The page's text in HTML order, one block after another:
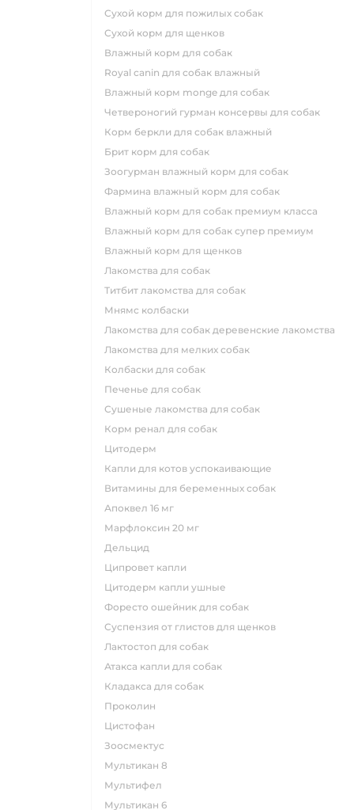
сухой корм для пожилых собак
сухой корм для щенков
влажный корм для собак
royal canin для собак влажный
влажный корм monge для собак
четвероногий гурман консервы для собак
корм беркли для собак влажный
брит корм для собак
зоогурман влажный корм для собак
фармина влажный корм для собак
влажный корм для собак премиум класса
влажный корм для собак супер премиум
влажный корм для щенков
лакомства для собак
титбит лакомства для собак
мнямс колбаски
лакомства для собак деревенские лакомства
лакомства для мелких собак
колбаски для собак
печенье для собак
сушеные лакомства для собак
корм ренал для собак
цитодерм
капли для котов успокаивающие
витамины для беременных собак
апоквел 16 мг
марфлоксин 20 мг
дельцид
ципровет капли
цитодерм капли ушные
форесто ошейник для собак
суспензия от глистов для щенков
лактостоп для собак
атакса капли для собак
кладакса для собак
проколин
цистофан
зоосмектус
мультикан 8
мультифел
мультикан 6